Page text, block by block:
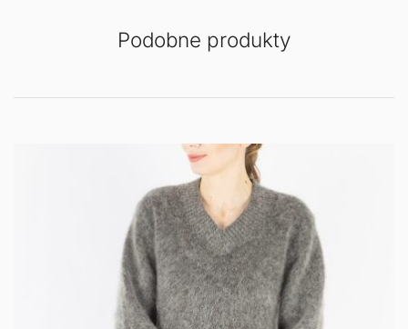
Podobne produkty